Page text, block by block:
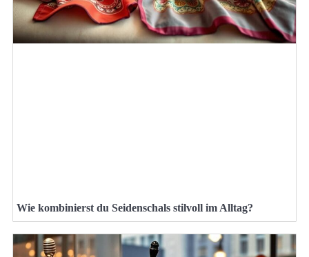
Wie kombinierst du Seidenschals stilvoll im Alltag?